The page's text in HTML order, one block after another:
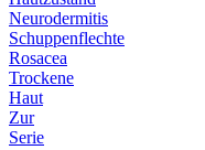
Neurodermitis
Schuppenflechte
Rosacea
Trockene
Haut
Zur
Serie